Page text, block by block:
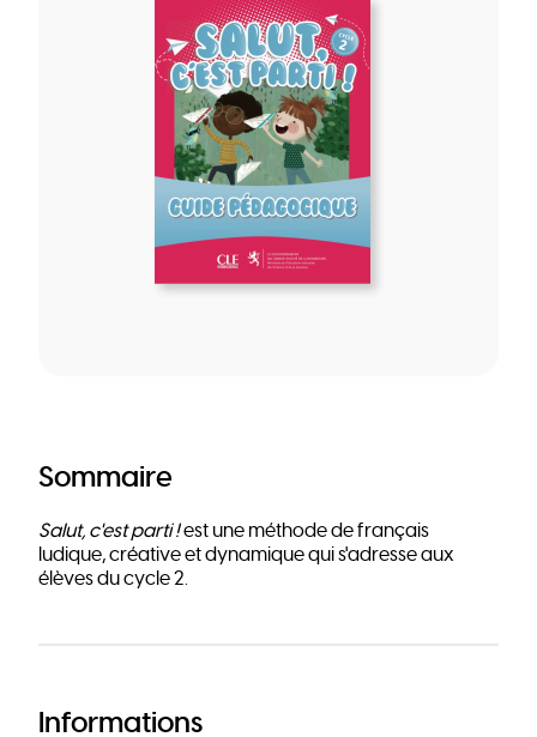
Sommaire
Salut, c'est parti !est une méthode de français
ludique, créative et dynamique qui s'adresse aux
élèves du cycle 2.
Informations